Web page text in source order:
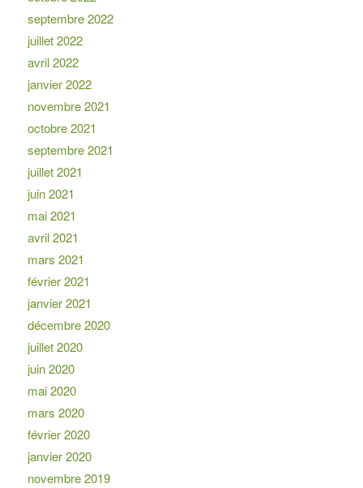
septembre 2022
juillet 2022
avril 2022
janvier 2022
novembre 2021
octobre 2021
septembre 2021
juillet 2021
juin 2021
mai 2021
avril 2021
mars 2021
février 2021
janvier 2021
décembre 2020
juillet 2020
juin 2020
mai 2020
mars 2020
février 2020
janvier 2020
novembre 2019